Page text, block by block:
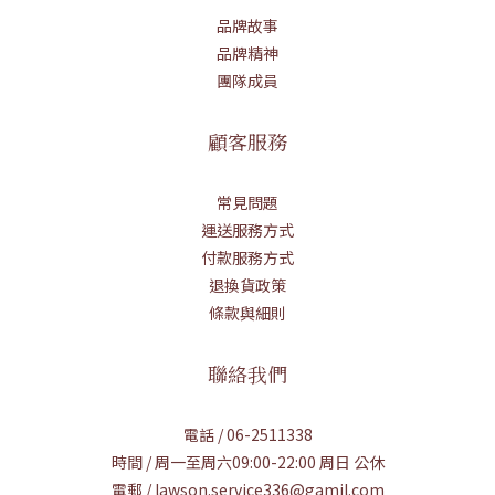
品牌故事
品牌精神
團隊成員
顧客服務
常見問題
運送服務方式
付款服務方式
退換貨政策
條款與細則
聯絡我們
電話 / 06-2511338
時間 / 周一至周六09:00-22:00 周日 公休
電郵 / lawson.service336@gamil.com